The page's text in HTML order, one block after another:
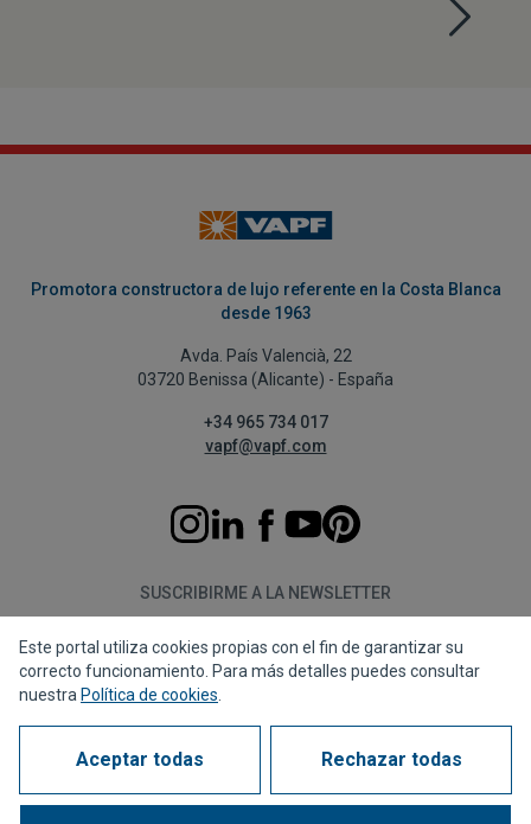
Promotora constructora de lujo referente en la Costa Blanca
desde 1963
Avda. País Valencià, 22
03720 Benissa (Alicante) - España
+34 965 734 017
vapf@vapf.com
SUSCRIBIRME A LA NEWSLETTER
Suscribirme
Política de privacidad Política de cookiesAviso legal
Canal de denunciasCorporate compliance
Este portal utiliza cookies propias con el fin de garantizar su
correcto funcionamiento. Para más detalles puedes consultar
nuestra Política de cookies
Aceptar todas Rechazar todas